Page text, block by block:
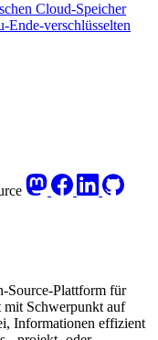
Cloud-Speicher
Ende-verschlüsselten
Source-Plattform für
mit Schwerpunkt auf
Informationen effizient